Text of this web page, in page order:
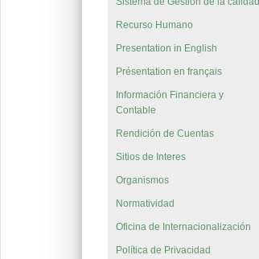
Recurso Humano
Presentation in English
Présentation en français
Información Financiera y
Contable
Rendición de Cuentas
Sitios de Interes
Organismos
Normatividad
Oficina de Internacionalización
Política de Privacidad